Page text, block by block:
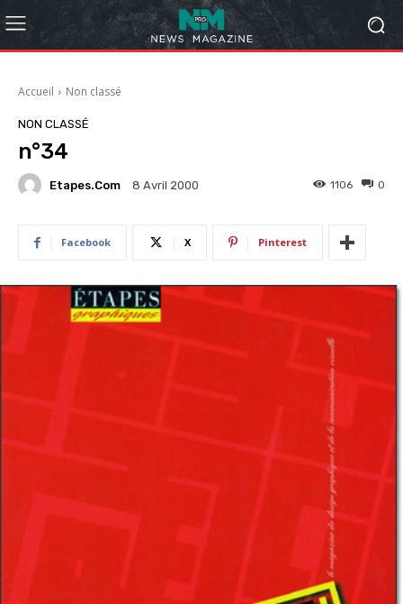
Accueil Non classé
NON CLASSÉ
n°34
Etapes.com 8 Avril 2000 0
1106
Facebook X Pinterest